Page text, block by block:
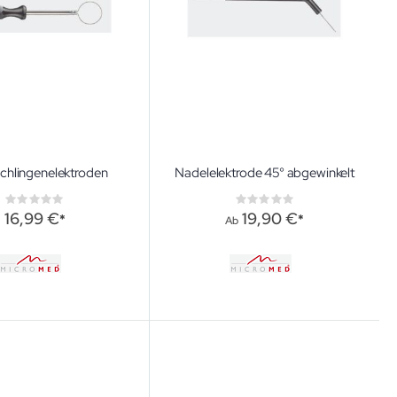
Rating:
0%
16,99 €
Nadelelektrode 45° abgewinkelt
Rating:
0%
Ab 19,90 €